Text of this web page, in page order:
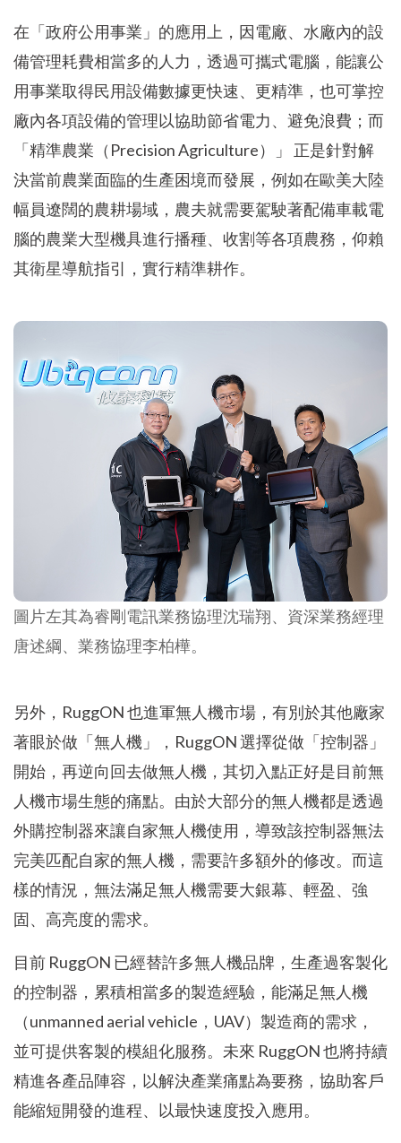
在「政府公用事業」的應用上，因電廠、水廠內的設
備管理耗費相當多的人力，透過可攜式電腦，能讓公
用事業取得民用設備數據更快速、更精準，也可掌控
廠內各項設備的管理以協助節省電力、避免浪費；而
「精準農業（Precision Agriculture）」 正是針對解
決當前農業面臨的生產困境而發展，例如在歐美大陸
幅員遼闊的農耕場域，農夫就需要駕駛著配備車載電
腦的農業大型機具進行播種、收割等各項農務，仰賴
其衛星導航指引，實行精準耕作。
圖片左其為睿剛電訊業務協理沈瑞翔、資深業務經理
唐述綱、業務協理李柏樺。
另外，RuggON 也進軍無人機市場，有別於其他廠家
著眼於做「無人機」，RuggON 選擇從做「控制器」
開始，再逆向回去做無人機，其切入點正好是目前無
人機市場生態的痛點。由於大部分的無人機都是透過
外購控制器來讓自家無人機使用，導致該控制器無法
完美匹配自家的無人機，需要許多額外的修改。而這
樣的情況，無法滿足無人機需要大銀幕、輕盈、強
固、高亮度的需求。
目前 RuggON 已經替許多無人機品牌，生產過客製化
的控制器，累積相當多的製造經驗，能滿足無人機
（unmanned aerial vehicle，UAV）製造商的需求，
並可提供客製的模組化服務。未來 RuggON 也將持續
精進各產品陣容，以解決產業痛點為要務，協助客戶
能縮短開發的進程、以最快速度投入應用。